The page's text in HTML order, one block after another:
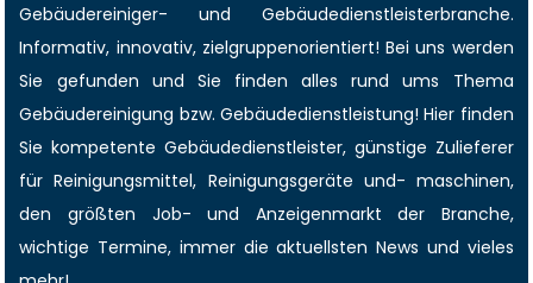
Gebäudereiniger- und Gebäudedienstleisterbranche.
Informativ, innovativ, zielgruppenorientiert! Bei uns werden
Sie gefunden und Sie finden alles rund ums Thema
Gebäudereinigung bzw. Gebäudedienstleistung! Hier finden
Sie kompetente Gebäudedienstleister, günstige Zulieferer
für Reinigungsmittel, Reinigungsgeräte und- maschinen,
den größten Job- und Anzeigenmarkt der Branche,
wichtige Termine, immer dieaktuellsten News und vieles